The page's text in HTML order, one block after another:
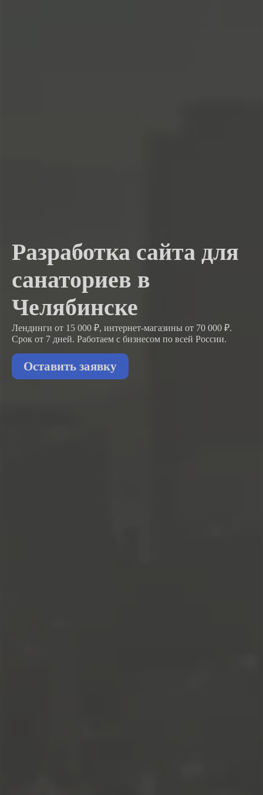
Разработка сайта для
санаториев в
Челябинске
Лендинги от 15 000 ₽, интернет-магазины от 70 000 ₽.
Срок от 7 дней. Работаем с бизнесом по всей России.
Оставить заявку